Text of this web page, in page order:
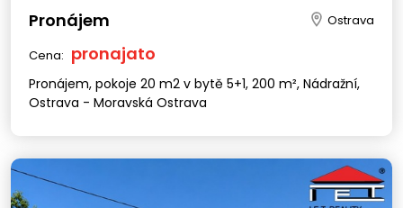
Pronájem Ostrava
Cena: pronajato
Pronájem, pokoje 20 m2 v bytě 5+1, 200 m², Nádražní,
Ostrava - Moravská Ostrava